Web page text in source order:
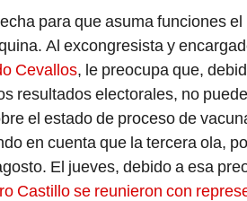
para que asuma funciones el
Al excongresista y
Cevallos, le preocupa que,
resultados electorales, no
el estado de proceso de
en cuenta que la tercera ola,
El jueves, debido a esa
Castillo se reunieron con